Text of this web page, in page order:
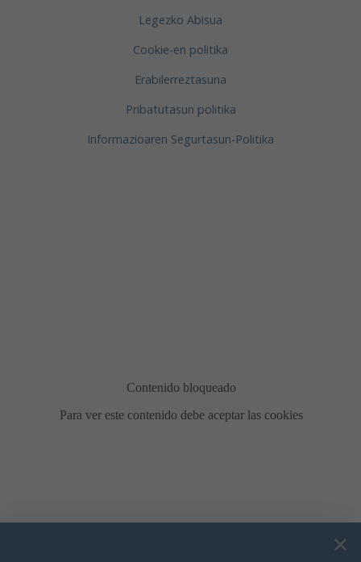
Legezko Abisua
Cookie-en politika
Erabilerreztasuna
Pribatutasun politika
Informazioaren Segurtasun-Politika